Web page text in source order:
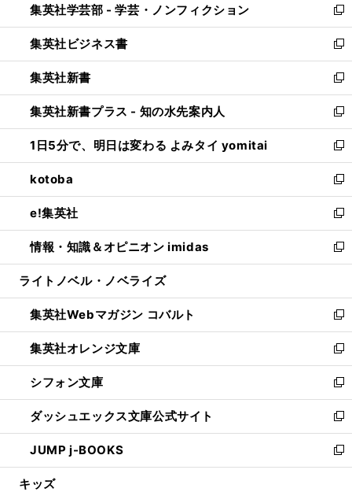
く
で
開
く
ド
ウ
で
開
く
ィ
ン
ド
ウ
で
開
く
集英社学芸部 - 学芸・ノンフィクション
新
し
い
ウ
ィ
ン
ド
ウ
で
開
く
集英社ビジネス書
新
し
い
ウ
ィ
ン
ド
ウ
で
開
く
集英社新書
新
し
い
ウ
ィ
ン
ド
ウ
で
開
く
集英社新書プラス - 知の水先案内人
新
し
い
ウ
ィ
ン
ド
ウ
で
開
1日5分で、明日は変わる よみタイ yomitai
新
し
い
ウ
ィ
ン
ド
ウ
開
く
kotoba
新
し
い
ウ
ィ
ン
ウ
で
開
く
e!集英社
新
し
い
ウ
ン
ド
ウ
で
開
く
情報・知識＆オピニオン imidas
新
し
ウ
ィ
ン
ド
ウ
で
開
く
ライトノベル・ノベライズ
集英社Webマガジン コバルト
新
し
い
ウ
ィ
ン
ド
ウ
で
開
集英社オレンジ文庫
新
し
い
ウ
ィ
ン
ド
ウ
シフォン文庫
新
し
い
ウ
ィ
ン
ダッシュエックス文庫公式サイト
新
し
い
ウ
JUMP j-BOOKS
新
し
キッズ